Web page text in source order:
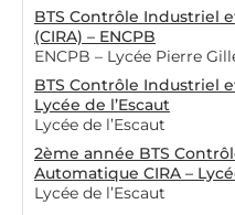
BTS Contrôle Industriel
(CIRA) – ENCPB
ENCPB – Lycée Pierre
BTS Contrôle Industriel
Lycée de l’Escaut
Lycée de l’Escaut
2ème année BTS
Automatique CIRA –
Lycée de l’Escaut